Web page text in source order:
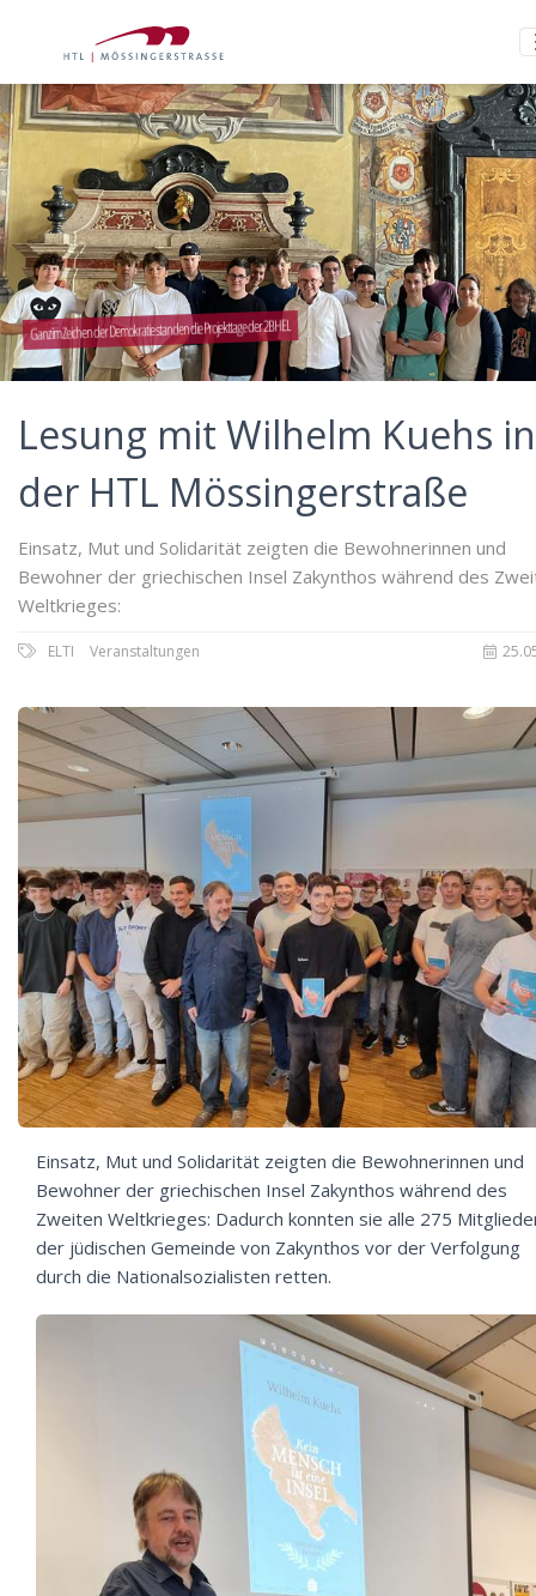
Ganz im Zeichen der Demokratie standen die Projekttage der 2BHEL
Lesung mit Wilhelm Kuehs in
der HTL Mössingerstraße
Einsatz, Mut und Solidarität zeigten die Bewohnerinnen und
Bewohner der griechischen Insel Zakynthos während des
Weltkrieges:
ELTI Veranstaltungen
Einsatz, Mut und Solidarität zeigten die Bewohnerinnen und
Bewohner der griechischen Insel Zakynthos während des
Zweiten Weltkrieges: Dadurch konnten sie alle 275
der jüdischen Gemeinde von Zakynthos vor der Verfolgung
durch die Nationalsozialisten retten.